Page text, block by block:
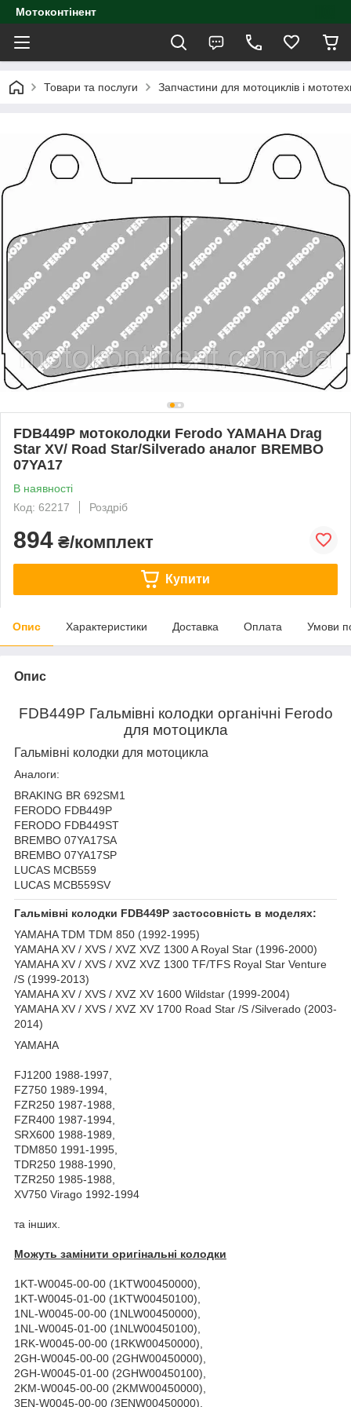
Мотоконтінент
Товари та послуги Запчастини для мотоциклів і
FDB449P мотоколодки Ferodo YAMAHA Drag
Star XV/ Road Star/Silverado аналог BREMBO
07YA17
В наявності
Код: 62217
Роздріб
894 ₴/комплект
Купити
Опис Характеристики Доставка Оплата Умови
Опис
FDB449P Гальмівні колодки органічні Ferodo
для мотоцикла
Гальмівні колодки для мотоцикла
Аналоги:
BRAKING BR 692SM1
FERODO FDB449P
FERODO FDB449ST
BREMBO 07YA17SA
BREMBO 07YA17SP
LUCAS MCB559
LUCAS MCB559SV
Гальмівні колодки FDB449P застосовність в моделях:
YAMAHA TDM TDM 850 (1992-1995)
YAMAHA XV / XVS / XVZ XVZ 1300 A Royal Star (1996-2000)
YAMAHA XV / XVS / XVZ XVZ 1300 TF/TFS Royal Star Venture
/S (1999-2013)
YAMAHA XV / XVS / XVZ XV 1600 Wildstar (1999-2004)
YAMAHA XV / XVS / XVZ XV 1700 Road Star /S /Silverado (2003-
2014)
YAMAHA
FJ1200 1988-1997,
FZ750 1989-1994,
FZR250 1987-1988,
FZR400 1987-1994,
SRX600 1988-1989,
TDM850 1991-1995,
TDR250 1988-1990,
TZR250 1985-1988,
XV750 Virago 1992-1994
та інших.
Можуть замінити оригінальні колодки
1KT-W0045-00-00 (1KTW00450000),
1KT-W0045-01-00 (1KTW00450100),
1NL-W0045-00-00 (1NLW00450000),
1NL-W0045-01-00 (1NLW00450100),
1RK-W0045-00-00 (1RKW00450000),
2GH-W0045-00-00 (2GHW00450000),
2GH-W0045-01-00 (2GHW00450100),
2KM-W0045-00-00 (2KMW00450000),
3EN-W0045-00-00 (3ENW00450000),